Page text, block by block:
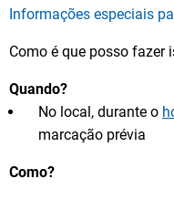
Informações especiais
Como é que posso fazer
Quando?
No local, durante o
marcação prévia
Como?